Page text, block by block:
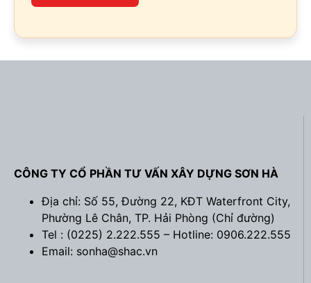
CÔNG TY CỔ PHẦN TƯ VẤN XÂY DỰNG SƠN HÀ
Địa chỉ: Số 55, Đường 22, KĐT Waterfront City,
Phường Lê Chân, TP. Hải Phòng (Chỉ đường)
Tel : (0225) 2.222.555 – Hotline: 0906.222.555
Email: sonha@shac.vn